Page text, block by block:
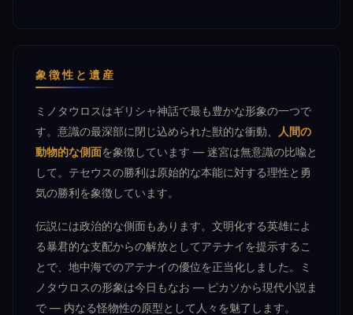
象徴性と遺産
ミノタウロスはギリシャ神話で最も豊かな形象の一つで
す。意識の最深部に閉じ込められた獣的な衝動、
人間の
動物的な側面を象徴しています — 迷宮は無意識の比喩と
して。テセウスの勝利は原始的な本能に対する理性と勇
気の勝利を象徴しています。
伝説には政治的な側面もあります。文明化する英雄によ
る暴君的な支配からの解放としてアテナイを提示するこ
とで、地中海でのアテナイの優位を正当化しました。ミ
ノタウロスの形象は今日もなお — ピカソから現代小説ま
で — 内なる怪物性の原型として人々を魅了します。